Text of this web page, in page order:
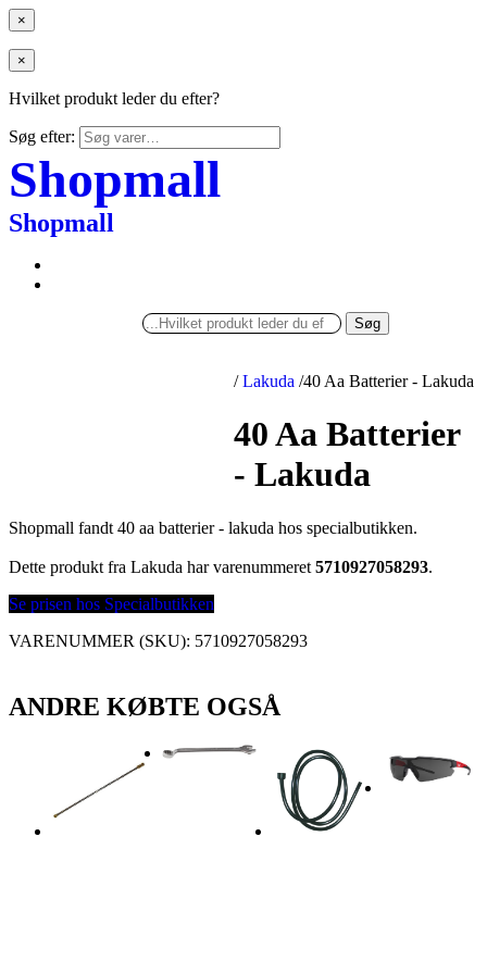
×
×
Hvilket produkt leder du efter?
Søg efter:
Shopmall
Shopmall
Søg
/ Lakuda /40 Aa Batterier - Lakuda
40 Aa Batterier
- Lakuda
Shopmall fandt 40 aa batterier - lakuda hos specialbutikken.
Dette produkt fra Lakuda har varenummeret 5710927058293.
Se prisen hos Specialbutikken
VARENUMMER (SKU): 5710927058293
ANDRE KØBTE OGSÅ